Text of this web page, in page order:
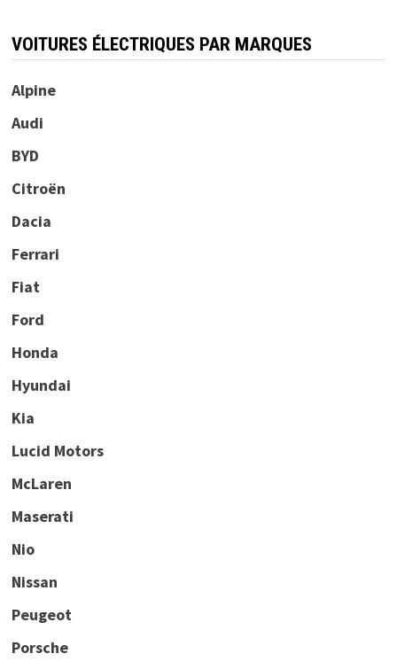
VOITURES ÉLECTRIQUES PAR MARQUES
Alpine
Audi
BYD
Citroën
Dacia
Ferrari
Fiat
Ford
Honda
Hyundai
Kia
Lucid Motors
McLaren
Maserati
Nio
Nissan
Peugeot
Porsche